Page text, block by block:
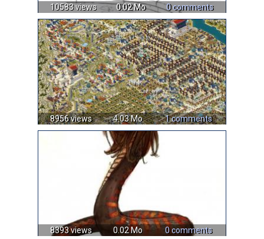
10583 views 0.02 Mo 0 comments
8956 views 4.03 Mo 1 comments
8393 views 0.02 Mo 0 comments